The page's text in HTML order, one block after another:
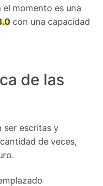
momento es una
con una capacidad
de las
ser escritas y
de veces,